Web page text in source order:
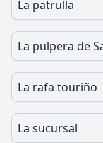
La patrulla
La pulpera de
La rafa touriño
La sucursal